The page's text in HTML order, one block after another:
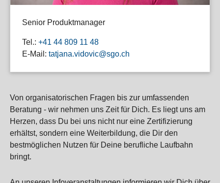
Senior Produktmanager
Tel.: +41 44 809 11 48
E-Mail: tatjana.vidovic@sgo.ch
Von organisatorischen Fragen bis zur umfassenden
Beratung - wir nehmen uns Zeit für Dich. Es liegt uns am
Herzen, dass Du bei uns nicht nur eine Zertifizierung
erhältst, sondern eine Weiterbildung, die Dir den
bestmöglichen Nutzen für Deine berufliche Laufbahn
bringt.